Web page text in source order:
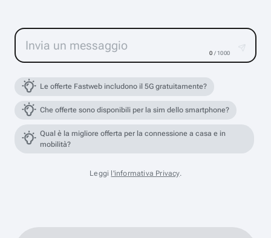
0 / 1000
Le offerte Fastweb includono il 5G gratuitamente?
Che offerte sono disponibili per la sim dello smartphone?
Qual è la migliore offerta per la connessione a casa e in
mobilità?
Leggi l'informativa Privacy.